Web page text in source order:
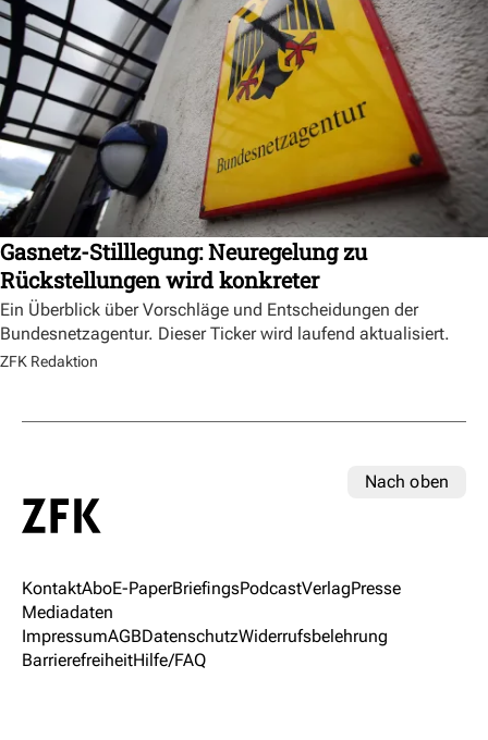
Gasnetz-Stilllegung: Neuregelung zu
Rückstellungen wird konkreter
Ein Überblick über Vorschläge und Entscheidungen der
Bundesnetzagentur. Dieser Ticker wird laufend aktualisiert.
ZFK Redaktion
Nach oben
KontaktAboE-PaperBriefingsPodcastVerlagPresse
Mediadaten
ImpressumAGBDatenschutzWiderrufsbelehrung
BarrierefreiheitHilfe/FAQ